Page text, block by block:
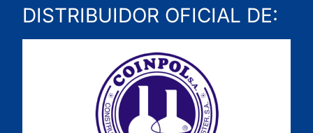
DISTRIBUIDOR OFICIAL DE: